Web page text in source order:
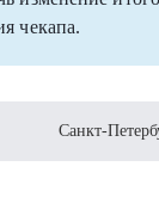
чекапа.
Санкт-